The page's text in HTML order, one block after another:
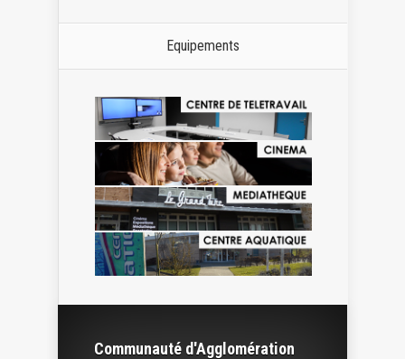
Equipements
Communauté d'Agglomération